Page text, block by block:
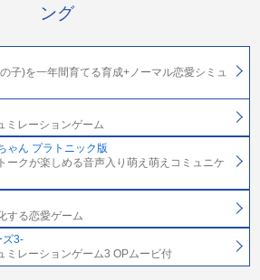
ング
子)を一年間育てる育成+ノーマル恋愛シミュ
ミレーションゲーム
ゃん プラトニック版
ークが楽しめる音声入り萌え萌えコミュニケ
する恋愛ゲーム
ズ3-
ミレーションゲーム3 OPムービ付